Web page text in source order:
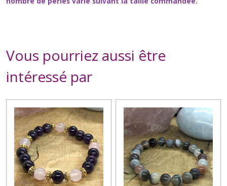
Vous pourriez aussi être
intéressé par